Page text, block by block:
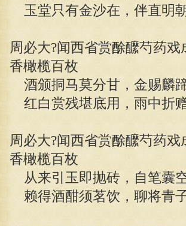
玉堂只有金沙在，伴直明
周必大?闻西省赏酴醿芍药
香橄榄百枚
酒颁挏马莫分甘，金赐麟
红白赏残堪底用，雨中折
周必大?闻西省赏酴醿芍药
香橄榄百枚
从来引玉即抛砖，自笔囊
赖得酒酣须茗饮，聊将青